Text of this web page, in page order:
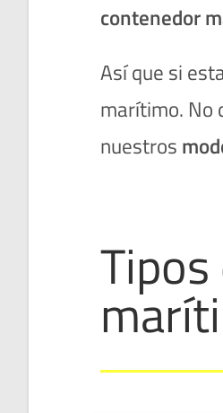
contenedor
Así que si
marítimo. No
nuestros